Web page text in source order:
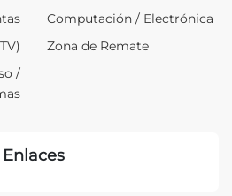
/
Computación / Electrónica
Zona de Remate
Enlaces